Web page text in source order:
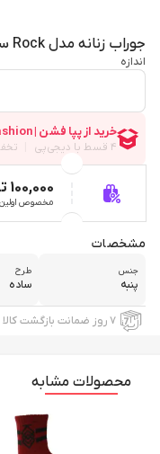
جوراب زنانه مدل Rock ساق بلند رنگ مشکی
اندازه
100,000 تومان
مخصوص
مشخصات
جنس
پنبه
طرح
ساده
۷ روز ضمانت بازگشت کالا
محصولات مشابه